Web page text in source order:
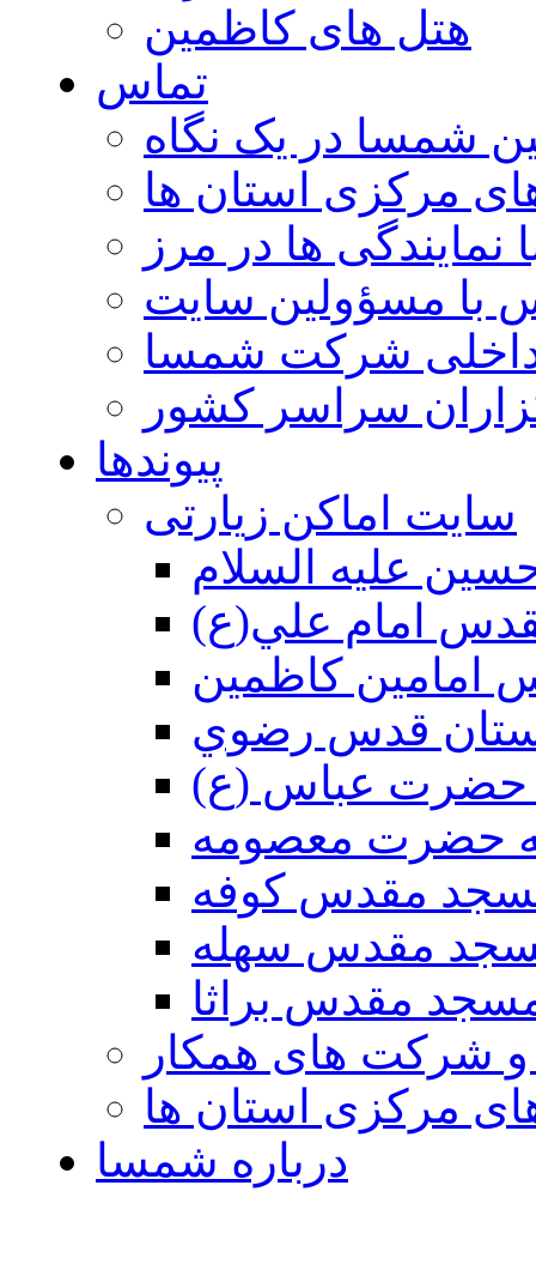
هتل های کاظمین
تماس
شمسا در یک نگاه
مرکزی استان ها
نمایندگی ها در مرز
با مسؤولین سایت
شرکت شمسا
سراسر کشور
پیوندها
سایت اماکن زیارتی
عليه السلام
امام علي(ع)
امامين كاظمين
قدس رضوي
حضرت عباس (ع)
حضرت معصومه
مقدس كوفه
مقدس سهله
مقدس براثا
و شرکت های همکار
مرکزی استان ها
درباره شمسا